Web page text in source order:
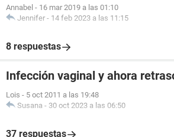
Annabel - 16 mar 2019 a las 01:10
Jennifer - 14 feb 2023 a las 11:15
8 respuestas
Infección vaginal y ahora
Lois - 5 oct 2011 a las 19:48
Susana - 30 oct 2023 a las 06:50
37 respuestas